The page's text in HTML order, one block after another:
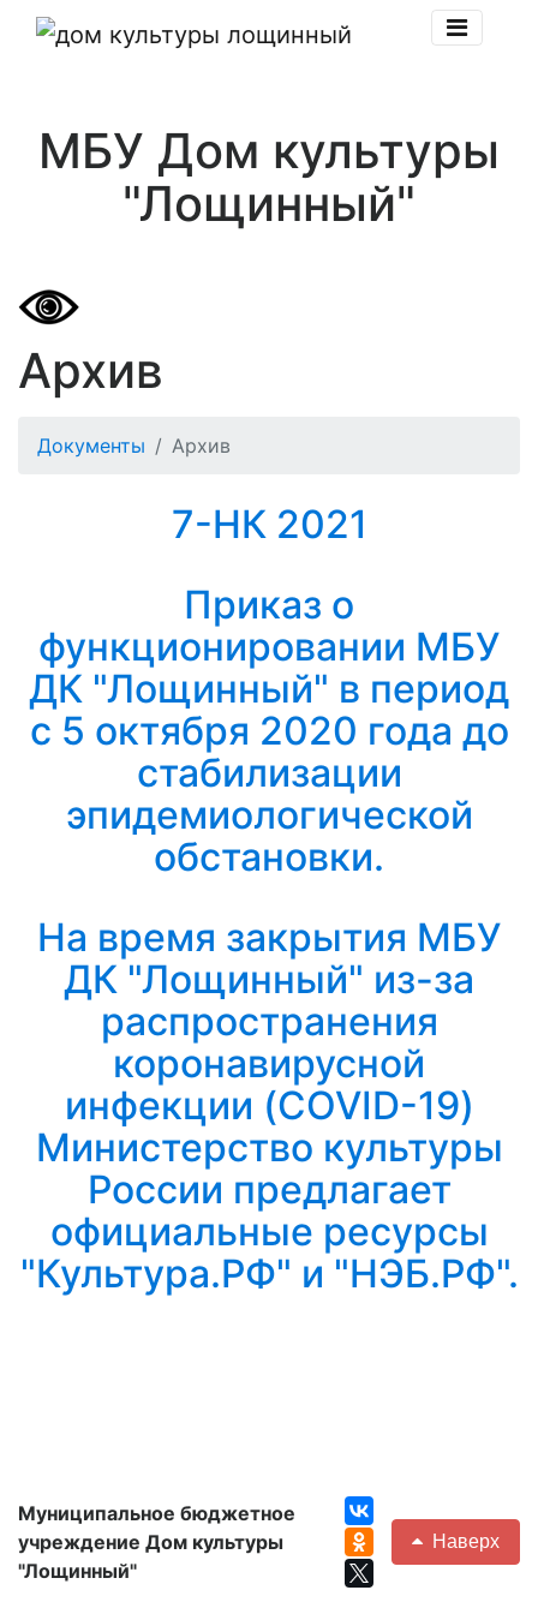
МБУ Дом культуры
"Лощинный"
Архив
Документы Архив
7-НК 2021
Приказ о
функционировании МБУ
ДК "Лощинный" в период
с 5 октября 2020 года до
стабилизации
эпидемиологической
обстановки.
На время закрытия МБУ
ДК "Лощинный" из-за
распространения
коронавирусной
инфекции (COVID-19)
Министерство культуры
России предлагает
официальные ресурсы
"Культура.РФ" и "НЭБ.РФ".
Муниципальное бюджетное
учреждение Дом культуры
"Лощинный"
Наверх